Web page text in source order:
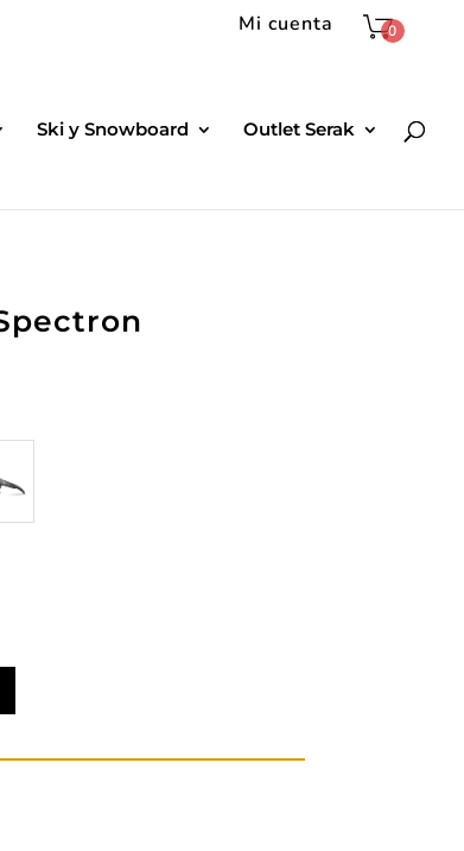
Mi cuenta 0
Ski y Snowboard Outlet Serak